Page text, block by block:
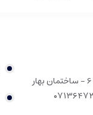
شیراز, خیابان ملاصدرا - کوچه 6 - ساختمان بهار